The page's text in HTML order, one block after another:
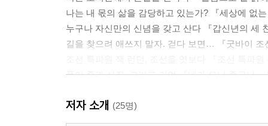
나는 내 몫의 삶을 감당하고 있는가? 『세상에 없
누구나 자신만의 신념을 갖고 산다 『갑신년의 세
길을 찾으려 애쓰지 말자. 걷다 보면… 『굿바이 조
품어 줌과 사진, 그리고 기억 『네가 오니 좋구나』
위풍당당하게 빛나는 사자와 순종을 꿈꾸며 『왕
나는 지금 어디로 가고 있는가? 『너의 운명은』 |
저자 소개 (25명)